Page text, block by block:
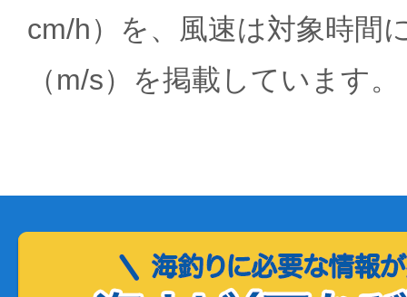
cm/h）を、風速は対象時間
（m/s）を掲載しています。